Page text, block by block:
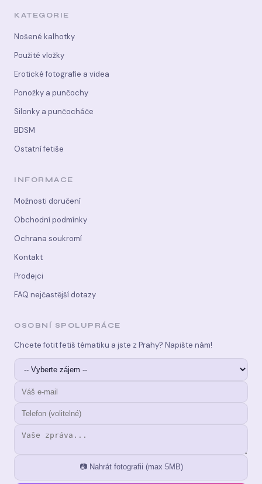
KATEGORIE
Nošené kalhotky
Použité vložky
Erotické fotografie a videa
Ponožky a punčochy
Silonky a punčocháče
BDSM
Ostatní fetiše
INFORMACE
Možnosti doručení
Obchodní podmínky
Ochrana soukromí
Kontakt
Prodejci
FAQ nejčastější dotazy
OSOBNÍ SPOLUPRÁCE
Chcete fotit fetiš tématiku a jste z Prahy? Napište nám!
📷 Nahrát fotografii (max 5MB)